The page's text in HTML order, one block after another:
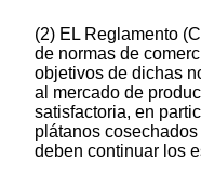
(2) EL Reglamento
de normas de
objetivos de dichas
al mercado de
satisfactoria, en
plátanos
deben continuar los